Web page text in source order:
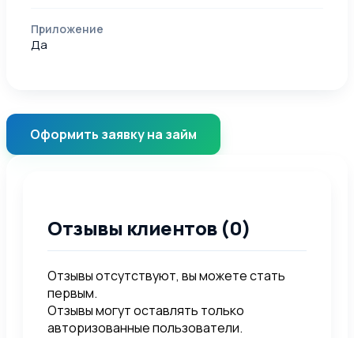
Приложение
Да
Оформить заявку на займ
Отзывы клиентов (0)
Отзывы отсутствуют, вы можете стать
первым.
Отзывы могут оставлять только
авторизованные пользователи.